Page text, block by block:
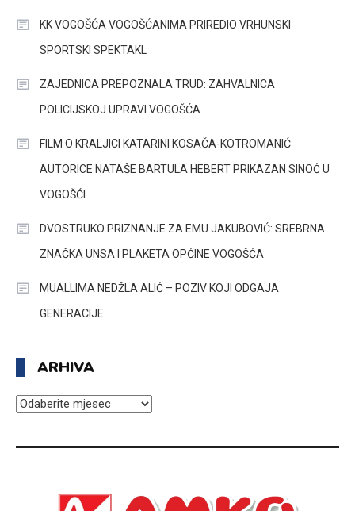
KK VOGOŠĆA VOGOŠĆANIMA PRIREDIO VRHUNSKI
SPORTSKI SPEKTAKL
ZAJEDNICA PREPOZNALA TRUD: ZAHVALNICA
POLICIJSKOJ UPRAVI VOGOŠĆA
FILM O KRALJICI KATARINI KOSAČA-KOTROMANIĆ
AUTORICE NATAŠE BARTULA HEBERT PRIKAZAN SINOĆ U
VOGOŠĆI
DVOSTRUKO PRIZNANJE ZA EMU JAKUBOVIĆ: SREBRNA
ZNAČKA UNSA I PLAKETA OPĆINE VOGOŠĆA
MUALLIMA NEDŽLA ALIĆ – POZIV KOJI ODGAJA
GENERACIJE
ARHIVA
ARHIVA